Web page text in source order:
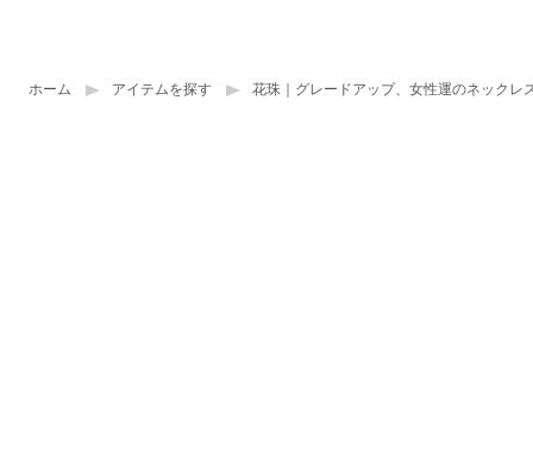
ホーム アイテムを探す 花珠｜グレードアップ、女性運のネックレ